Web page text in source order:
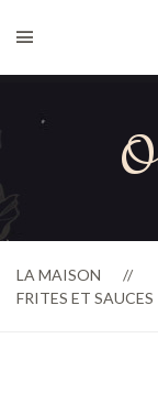
LA MAISON
FRITES ET SAUCES